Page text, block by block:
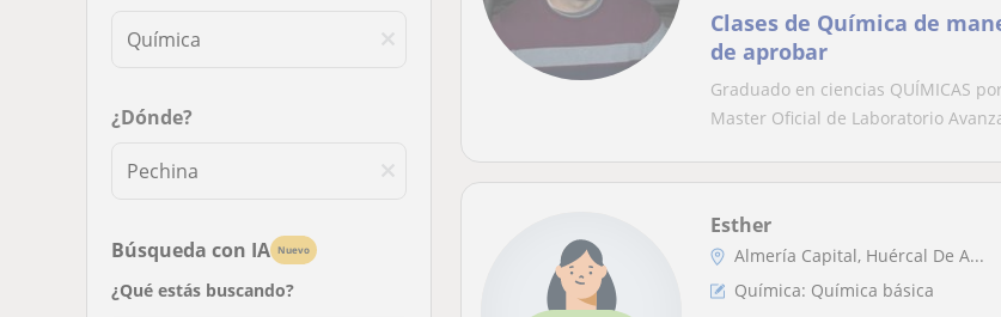
¿Dónde?
Búsqueda con IA Nuevo
¿Qué estás buscando?
Clases de Química de
de aprobar
Graduado en ciencias QUÍMICAS
Master Oficial de Laboratorio
Esther
Almería Capital, Huércal De A...
Química: Química básica